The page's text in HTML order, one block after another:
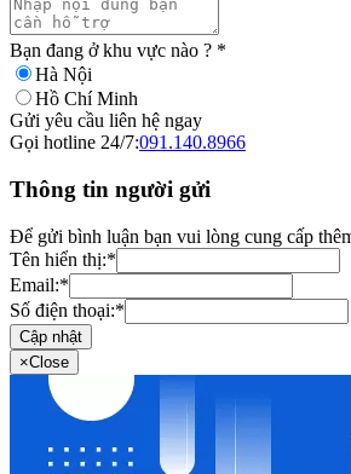
Bạn đang ở khu vực nào ? *
Hà Nội
Hồ Chí Minh
Gửi yêu cầu liên hệ ngay
Gọi hotline 24/7:091.140.8966
Thông tin người gửi
Để gửi bình luận bạn vui lòng cung cấp
Tên hiển thị:*
Email:*
Số điện thoại:*
Cập nhật
×Close